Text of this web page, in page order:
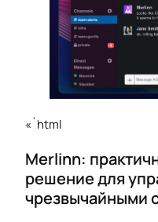
«`html
Merlinn:
решение для
чрезвычайными